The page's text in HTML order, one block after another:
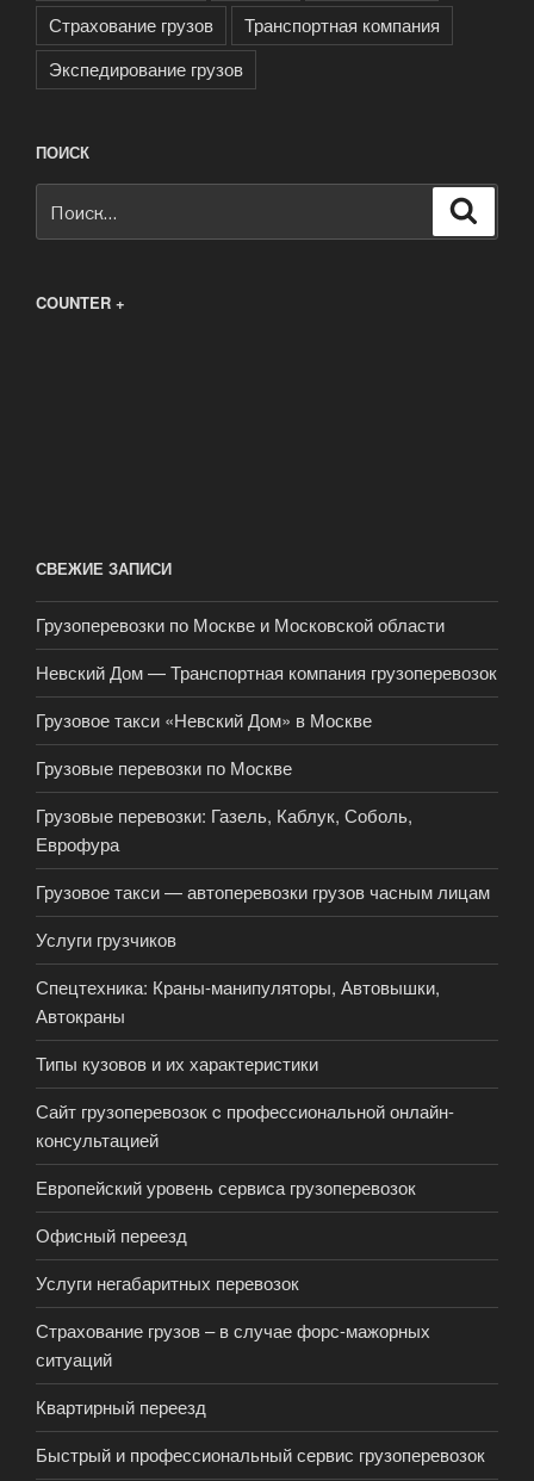
Страхование грузов
Транспортная компания
Экспедирование грузов
ПОИСК
COUNTER +
СВЕЖИЕ ЗАПИСИ
Грузоперевозки по Москве и Московской области
Невский Дом — Транспортная компания грузоперевозок
Грузовое такси «Невский Дом» в Москве
Грузовые перевозки по Москве
Грузовые перевозки: Газель, Каблук, Соболь,
Еврофура
Грузовое такси — автоперевозки грузов часным лицам
Услуги грузчиков
Спецтехника: Краны-манипуляторы, Автовышки,
Автокраны
Типы кузовов и их характеристики
Сайт грузоперевозок c профессиональной онлайн-
консультацией
Европейский уровень сервиса грузоперевозок
Офисный переезд
Услуги негабаритных перевозок
Страхование грузов – в случае форс-мажорных
ситуаций
Квартирный переезд
Быстрый и профессиональный сервис грузоперевозок